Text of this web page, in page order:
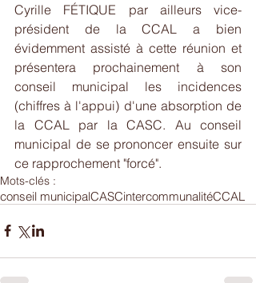
Cyrille FÉTIQUE par ailleurs vice-
président de la CCAL a bien
évidemment assisté à cette réunion et
présentera prochainement à son
conseil municipal les incidences
(chiffres à l'appui) d'une absorption de
la CCAL par la CASC. Au conseil
municipal de se prononcer ensuite sur
ce rapprochement "forcé".
Mots-clés :
conseil municipalCASCintercommunalitéCCAL